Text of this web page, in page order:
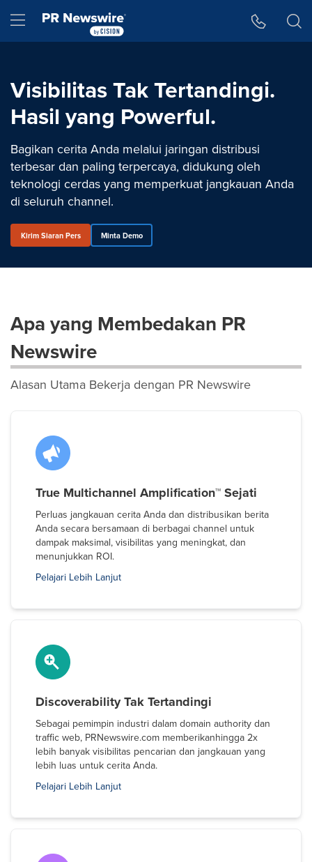
Hamburger menu
Visibilitas Tak Tertandingi.
Hasil yang Powerful.
Bagikan cerita Anda melalui jaringan distribusi
terbesar dan paling terpercaya, didukung oleh
teknologi cerdas yang memperkuat jangkauan Anda
di seluruh channel.
Kirim Siaran Pers Minta Demo
Apa yang Membedakan PR
Newswire
Alasan Utama Bekerja dengan PR Newswire
True Multichannel Amplification™ Sejati
Perluas jangkauan cerita Anda dan distribusikan berita
Anda secara bersamaan di berbagai channel untuk
dampak maksimal, visibilitas yang meningkat, dan
menunjukkan ROI.
Pelajari Lebih Lanjut
Discoverability Tak Tertandingi
Sebagai pemimpin industri dalam domain authority dan
traffic web, PRNewswire.com memberikanhingga 2x
lebih banyak visibilitas pencarian dan jangkauan yang
lebih luas untuk cerita Anda.
Pelajari Lebih Lanjut